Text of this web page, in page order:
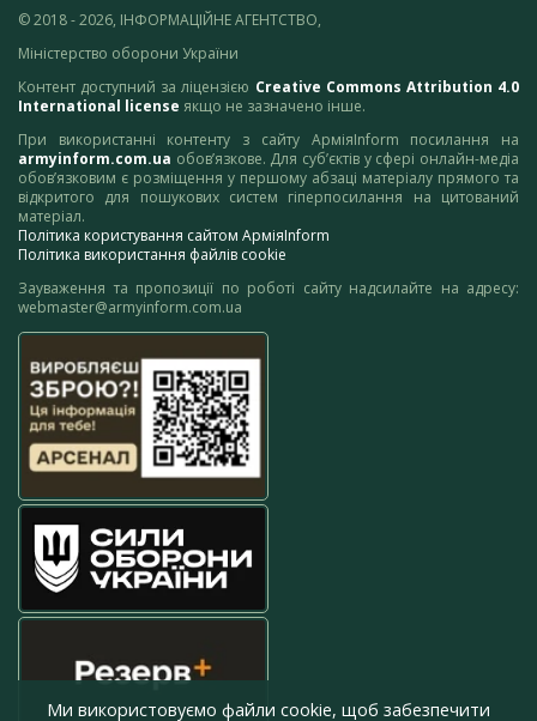
© 2018 - 2026, ІНФОРМАЦІЙНЕ АГЕНТСТВО,
Міністерство оборони України
Контент доступний за ліцензією Creative Commons Attribution 4.0
International license якщо не зазначено інше.
При використанні контенту з сайту АрміяInform посилання на
armyinform.com.ua обов’язкове. Для суб’єктів у сфері онлайн-медіа
обов’язковим є розміщення у першому абзаці матеріалу прямого та
відкритого для пошукових систем гіперпосилання на цитований
матеріал.
Політика користування сайтом АрміяInform
Політика використання файлів cookie
Зауваження та пропозиції по роботі сайту надсилайте на адресу:
webmaster@armyinform.com.ua
Ми використовуємо файли cookie, щоб забезпечити